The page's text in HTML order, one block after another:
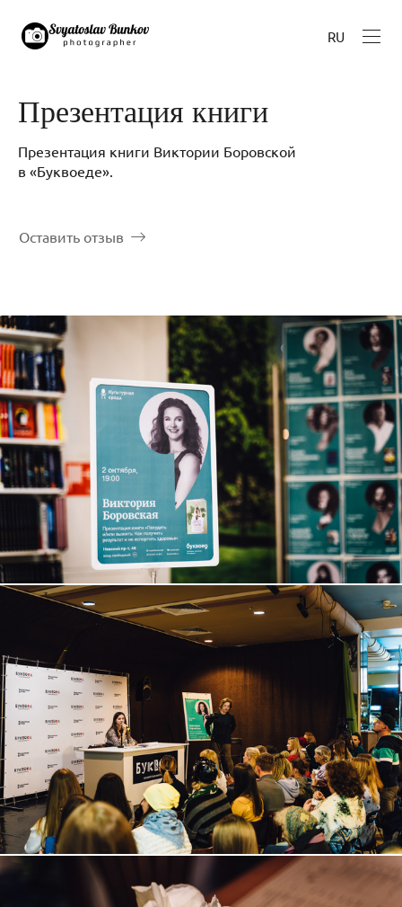
RU
Презентация книги
Презентация книги Виктории Боровской
в «Буквоеде».
Оставить отзыв